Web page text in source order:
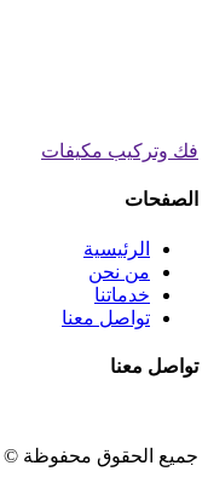
فك وتركيب مكيفات
الصفحات
الرئيسية
من نحن
خدماتنا
تواصل معنا
تواصل معنا
جميع الحقوق محفوظة ©